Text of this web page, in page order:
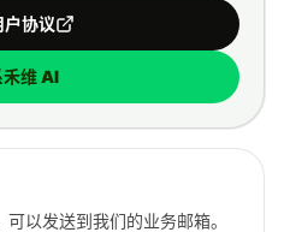
户协议
禾维 AI
以发送到我们的业务邮箱。